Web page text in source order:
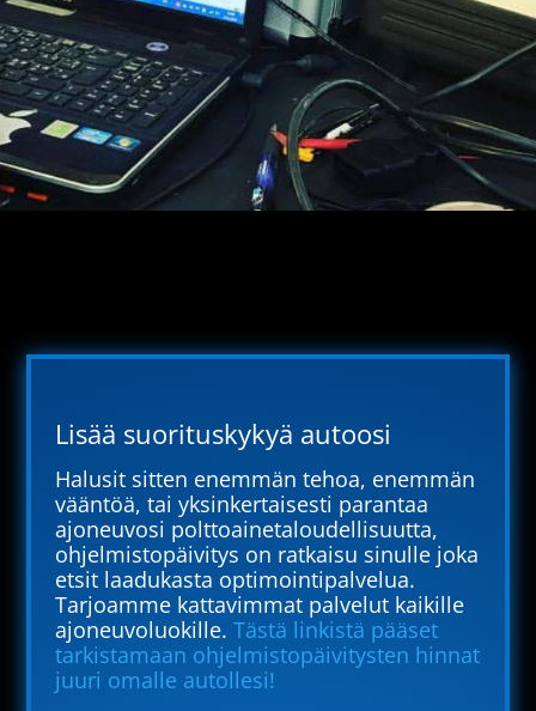
Lisää suorituskykyä autoosi
Halusit sitten enemmän tehoa, enemmän
vääntöä, tai yksinkertaisesti parantaa
ajoneuvosi polttoainetaloudellisuutta,
ohjelmistopäivitys on ratkaisu sinulle joka
etsit laadukasta optimointipalvelua.
Tarjoamme kattavimmat palvelut kaikille
ajoneuvoluokille.Tästä linkistä pääset
tarkistamaan ohjelmistopäivitysten hinnat
juuri omalle autollesi!